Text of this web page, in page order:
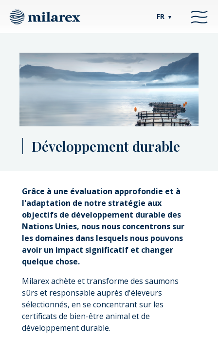
FR ▼
Développement durable
Grâce à une évaluation approfondie et à
l'adaptation de notre stratégie aux
objectifs de développement durable des
Nations Unies, nous nous concentrons sur
les domaines dans lesquels nous pouvons
avoir un impact significatif et changer
quelque chose.
Milarex achète et transforme des saumons
sûrs et responsable auprès d'éleveurs
sélectionnés, en se concentrant sur les
certificats de bien-être animal et de
développement durable.